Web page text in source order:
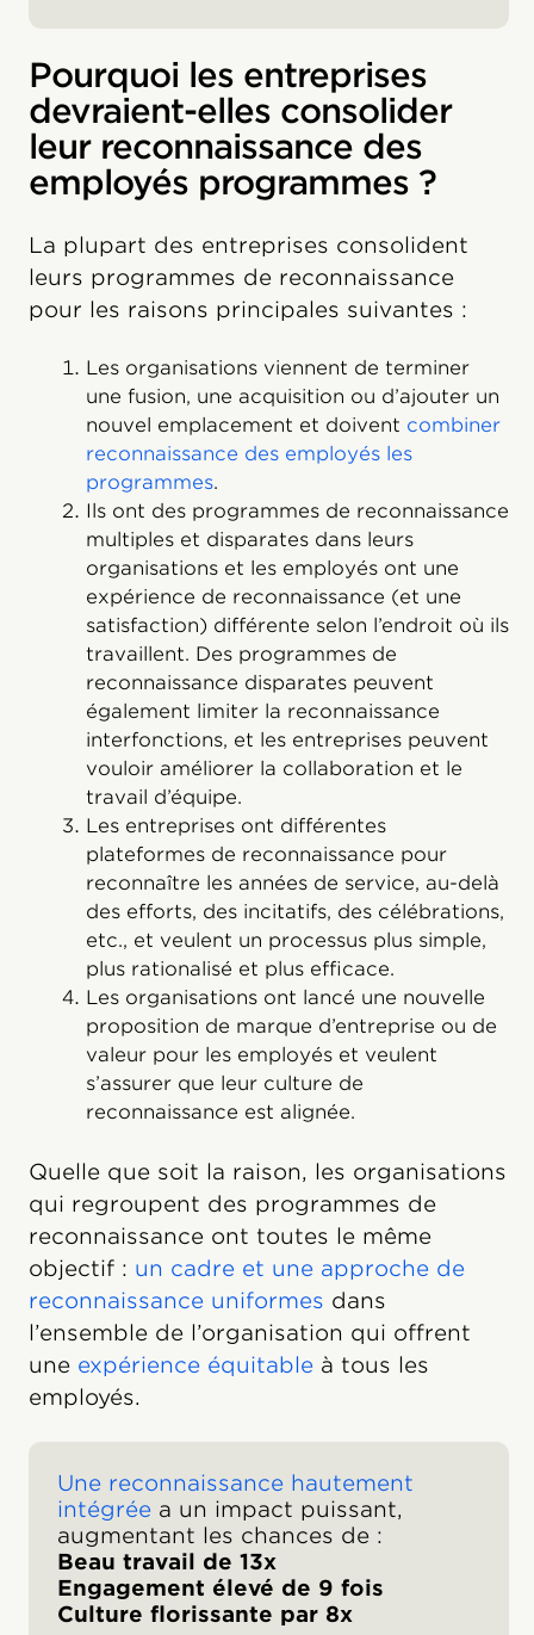
Pourquoi les entreprises
devraient-elles consolider
leur reconnaissance des
employés programmes ?
La plupart des entreprises consolident
leurs programmes de reconnaissance
pour les raisons principales suivantes :
Les organisations viennent de terminer
une fusion, une acquisition ou d’ajouter un
nouvel emplacement et doivent combiner
reconnaissance des employés les
programmes.
Ils ont des programmes de reconnaissance
multiples et disparates dans leurs
organisations et les employés ont une
expérience de reconnaissance (et une
satisfaction) différente selon l’endroit où ils
travaillent. Des programmes de
reconnaissance disparates peuvent
également limiter la reconnaissance
interfonctions, et les entreprises peuvent
vouloir améliorer la collaboration et le
travail d’équipe.
Les entreprises ont différentes
plateformes de reconnaissance pour
reconnaître les années de service, au-delà
des efforts, des incitatifs, des célébrations,
etc., et veulent un processus plus simple,
plus rationalisé et plus efficace.
Les organisations ont lancé une nouvelle
proposition de marque d’entreprise ou de
valeur pour les employés et veulent
s’assurer que leur culture de
reconnaissance est alignée.
Quelle que soit la raison, les organisations
qui regroupent des programmes de
reconnaissance ont toutes le même
objectif : un cadre et une approche de
reconnaissance uniformes dans
l’ensemble de l’organisation qui offrent
une expérience équitable à tous les
employés.
Une reconnaissance hautement
intégrée a un impact puissant,
augmentant les chances de :
Beau travail de 13x
Engagement élevé de 9 fois
Culture florissante par 8x